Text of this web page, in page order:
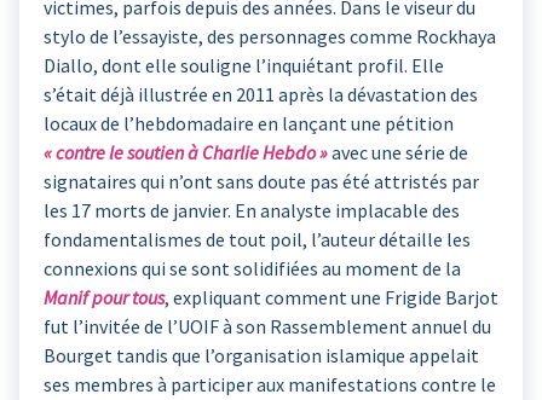
victimes, parfois depuis des années. Dans le viseur du
stylo de l’essayiste, des personnages comme Rockhaya
Diallo, dont elle souligne l’inquiétant profil. Elle
s’était déjà illustrée en 2011 après la dévastation des
locaux de l’hebdomadaire en lançant une pétition
« contre le soutien à Charlie Hebdo »avec une série de
signataires qui n’ont sans doute pas été attristés par
les 17 morts de janvier. En analyste implacable des
fondamentalismes de tout poil, l’auteur détaille les
connexions qui se sont solidifiées au moment de la
Manif pour tous, expliquant comment une Frigide Barjot
fut l’invitée de l’UOIF à son Rassemblement annuel du
Bourget tandis que l’organisation islamique appelait
ses membres à participer aux manifestations contre le